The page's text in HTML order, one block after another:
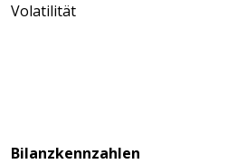
Volatilität
Bilanzkennzahlen